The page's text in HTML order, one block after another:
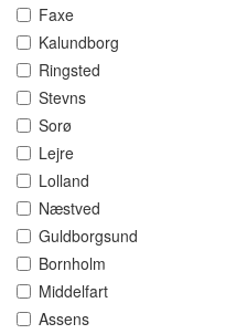
Faxe
Kalundborg
Ringsted
Stevns
Sorø
Lejre
Lolland
Næstved
Guldborgsund
Bornholm
Middelfart
Assens